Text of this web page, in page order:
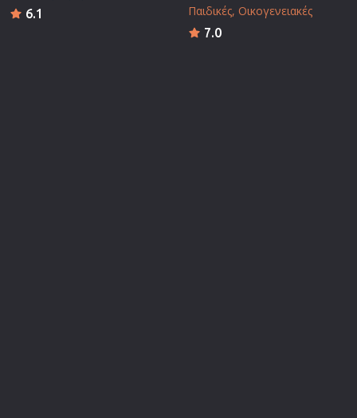
6.1
Παιδικές Οικογενειακές
7.0